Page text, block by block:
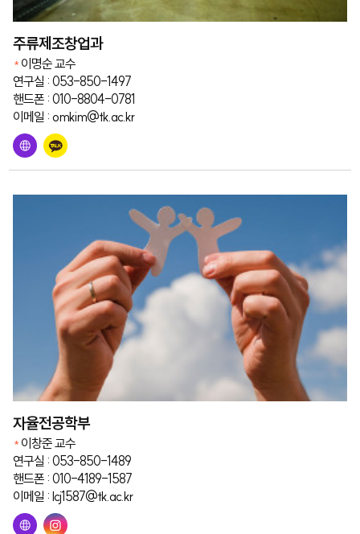
주류제조창업과
이명순 교수
연구실 : 053-850-1497
핸드폰 : 010-8804-0781
이메일 : omkim@tk.ac.kr
자율전공학부
이창준 교수
연구실 : 053-850-1489
핸드폰 : 010-4189-1587
이메일 : lcj1587@tk.ac.kr